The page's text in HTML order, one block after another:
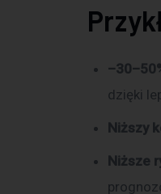
dzięki
Niższy
Niższe